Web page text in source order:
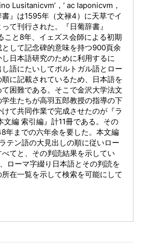
Lusitanicvm’，’ ac Iaponicvm，
』は1595年（文禄4）に天草でイ
て刊行された。『日葡辞書』
こと8年、イェズス会師による初期
して記念碑的意味を持つ900頁余
日本語研究のために利用するに
語にたいしてポルトガル語とロー
に記載されているため、日本語を
困難である。そこで金沢大学法文
生たちが高羽五郎教授の指導の下
て共同作業で完成させたのが『ラ
文編 索引編』計11冊である。その
年までの六年余を要した。本文編
テン語の大見出しの順に従いロー
てと、その判読結果を示してい
ローマ字綴り日本語とその判読を
在一覧を示して検索を可能にして